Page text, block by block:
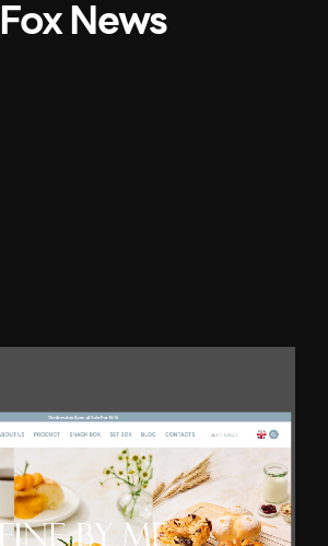
Fox News